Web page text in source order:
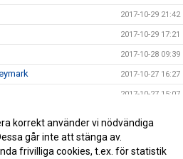
2017-10-29 21:42
2017-10-29 17:21
2017-10-28 09:39
2017-10-27 16:27
2017-10-27 15:07
2017-10-22 21:24
korrekt använder vi nödvändiga
går inte att stänga av.
frivilliga cookies, t.ex. för statistik